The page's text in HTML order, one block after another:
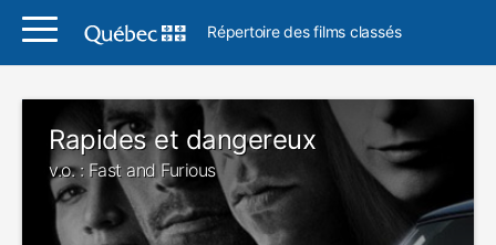
Répertoire des films classés
Rapides et dangereux
v.o. : Fast and Furious